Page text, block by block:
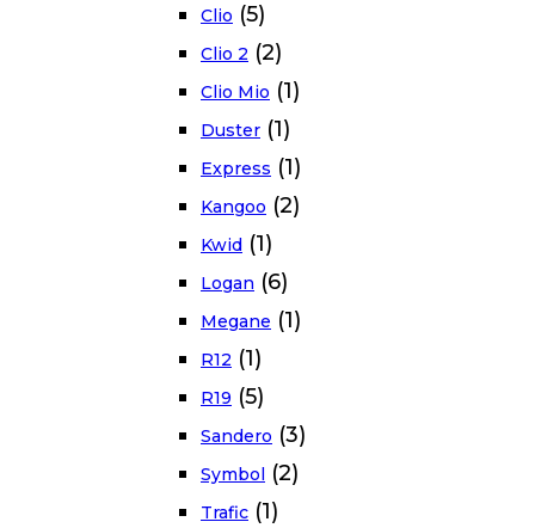
Clio (5)
Clio 2 (2)
Clio Mio (1)
Duster (1)
Express (1)
Kangoo (2)
Kwid (1)
Logan (6)
Megane (1)
R12 (1)
R19 (5)
Sandero (3)
Symbol (2)
Trafic (1)